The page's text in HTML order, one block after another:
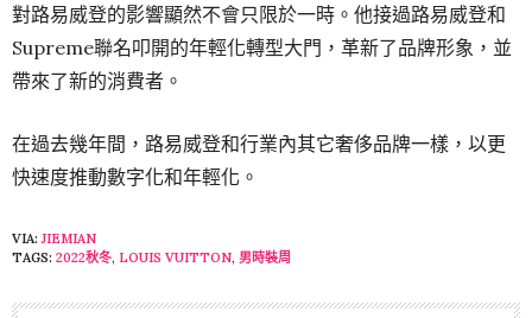
對路易威登的影響顯然不會只限於一時。他接過路易威登和
Supreme聯名叩開的年輕化轉型大門，革新了品牌形象，並
帶來了新的消費者。
在過去幾年間，路易威登和行業內其它奢侈品牌一樣，以更
快速度推動數字化和年輕化。
VIA: JIEMIAN
TAGS: 2022秋冬, LOUIS VUITTON, 男時裝周